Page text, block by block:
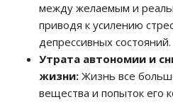
между желаемым и
приводя к усилению
депрессивных состояний.
Утрата автономии и
жизни: Жизнь все
вещества и попыток его